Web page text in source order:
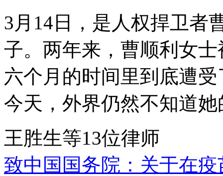
3月14日，是人权捍卫者
子。两年来，曹顺利女
六个月的时间里到底遭
今天，外界仍然不知道
王胜生等13位律师
致中国国务院：关于在